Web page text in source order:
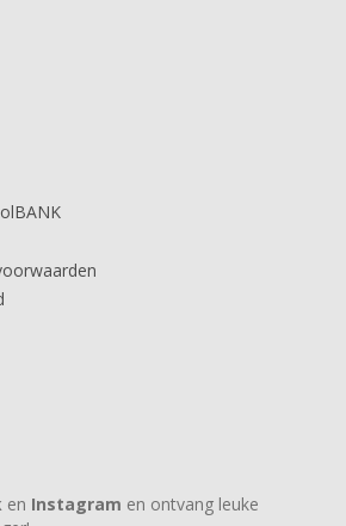
en Instagram en ontvang leuke